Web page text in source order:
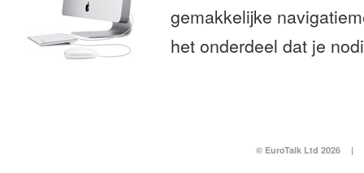
gemakkelijke
het onderdeel dat je
© EuroTalk Ltd 2026 |